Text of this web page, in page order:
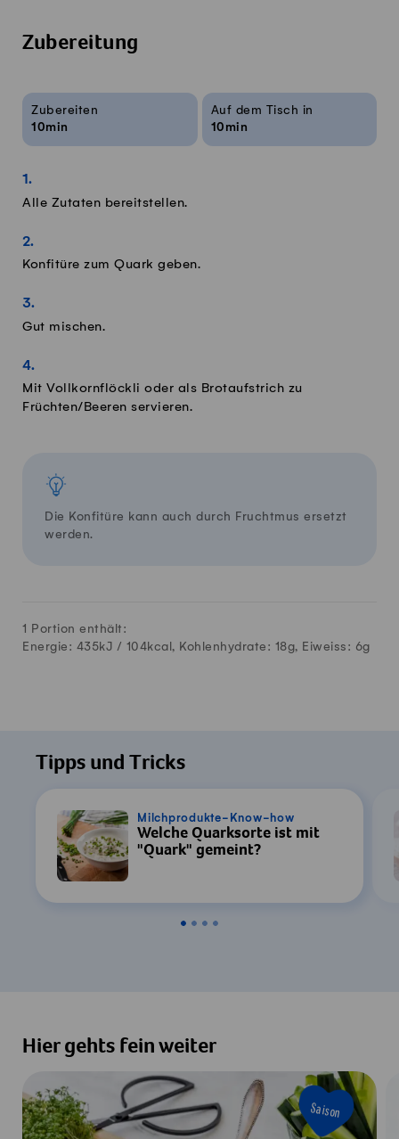
Zubereitung
Rezeptinfos
Zubereiten
10min
Auf dem Tisch in
10min
Alle Zutaten bereitstellen.
Konfitüre zum Quark geben.
Gut mischen.
Mit Vollkornflöckli oder als Brotaufstrich zu
Früchten/Beeren servieren.
Die Konfitüre kann auch durch Fruchtmus ersetzt
werden.
1 Portion enthält:
Energie: 435kJ / 104kcal, Kohlenhydrate: 18g, Eiweiss: 6g
Tipps und Tricks
Milchprodukte-Know-how
Welche Quarksorte ist mit
"Quark" gemeint?
Hier gehts fein weiter
Saison